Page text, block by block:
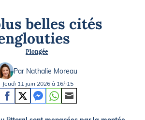
belles cités
Plongée
Par Nathalie Moreau
Jeudi 11 juin 2026 à 16h15